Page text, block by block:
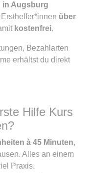
in Augsburg
über
kostenfrei.
Bezahlarten
erhältst du direkt
Hilfe Kurs
à 45 Minuten,
Alles an einem
Praxis.